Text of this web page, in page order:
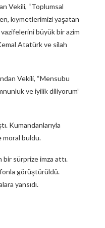
Vekili, “Toplumsal
kıymetlerimizi yaşatan
büyük bir azim
Atatürk ve silah
Vekili, “Mensubu
ve iyilik diliyorum”
Kumandanlarıyla
moral buldu.
sürprize imza attı.
görüştürüldü.
yansıdı.